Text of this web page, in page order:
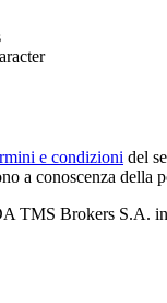
e condizioni del
a conoscenza
TMS Brokers S.A.